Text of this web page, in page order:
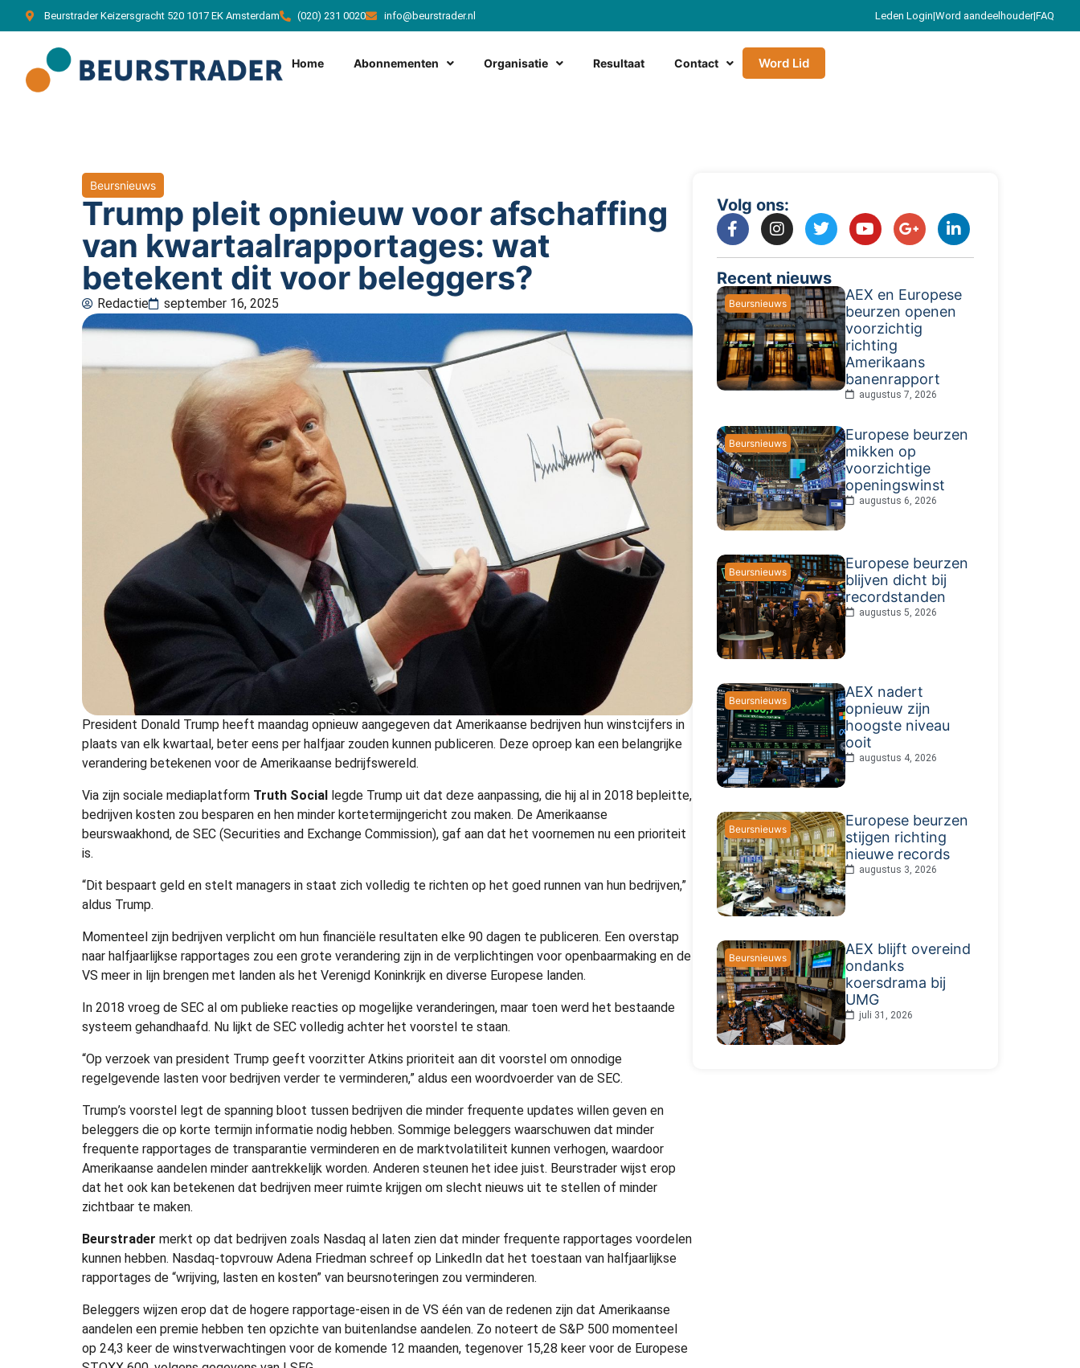
Beurstrader Keizersgracht 520 1017 EK Amsterdam (020) 231 0020 info@beurstrader.nl Leden Login|Word aandeelhouder|FAQ
Home Abonnementen Organisatie Resultaat Contact Word Lid
Beursnieuws
Trump pleit opnieuw voor afschaffing
van kwartaalrapportages: wat
betekent dit voor beleggers?
Redactie september 16, 2025
President Donald Trump heeft maandag opnieuw aangegeven dat Amerikaanse bedrijven hun winstcijfers in
plaats van elk kwartaal, beter eens per halfjaar zouden kunnen publiceren. Deze oproep kan een belangrijke
verandering betekenen voor de Amerikaanse bedrijfswereld.
Via zijn sociale mediaplatform Truth Social legde Trump uit dat deze aanpassing, die hij al in 2018 bepleitte,
bedrijven kosten zou besparen en hen minder kortetermijngericht zou maken. De Amerikaanse
beurswaakhond, de SEC (Securities and Exchange Commission), gaf aan dat het voornemen nu een prioriteit
is.
“Dit bespaart geld en stelt managers in staat zich volledig te richten op het goed runnen van hun bedrijven,”
aldus Trump.
Momenteel zijn bedrijven verplicht om hun financiële resultaten elke 90 dagen te publiceren. Een overstap
naar halfjaarlijkse rapportages zou een grote verandering zijn in de verplichtingen voor openbaarmaking en de
VS meer in lijn brengen met landen als het Verenigd Koninkrijk en diverse Europese landen.
In 2018 vroeg de SEC al om publieke reacties op mogelijke veranderingen, maar toen werd het bestaande
systeem gehandhaafd. Nu lijkt de SEC volledig achter het voorstel te staan.
“Op verzoek van president Trump geeft voorzitter Atkins prioriteit aan dit voorstel om onnodige
regelgevende lasten voor bedrijven verder te verminderen,” aldus een woordvoerder van de SEC.
Trump’s voorstel legt de spanning bloot tussen bedrijven die minder frequente updates willen geven en
beleggers die op korte termijn informatie nodig hebben. Sommige beleggers waarschuwen dat minder
frequente rapportages de transparantie verminderen en de marktvolatiliteit kunnen verhogen, waardoor
Amerikaanse aandelen minder aantrekkelijk worden. Anderen steunen het idee juist. Beurstrader wijst erop
dat het ook kan betekenen dat bedrijven meer ruimte krijgen om slecht nieuws uit te stellen of minder
zichtbaar te maken.
Beurstrader merkt op dat bedrijven zoals Nasdaq al laten zien dat minder frequente rapportages voordelen
kunnen hebben. Nasdaq-topvrouw Adena Friedman schreef op LinkedIn dat het toestaan van halfjaarlijkse
rapportages de “wrijving, lasten en kosten” van beursnoteringen zou verminderen.
Beleggers wijzen erop dat de hogere rapportage-eisen in de VS één van de redenen zijn dat Amerikaanse
aandelen een premie hebben ten opzichte van buitenlandse aandelen. Zo noteert de S&P 500 momenteel
op 24,3 keer de winstverwachtingen voor de komende 12 maanden, tegenover 15,28 keer voor de Europese
Volg ons:
Recent nieuws
Beursnieuws
AEX en Europese
beurzen openen
voorzichtig
richting
Amerikaans
banenrapport
augustus 7, 2026
Beursnieuws
Europese beurzen
mikken op
voorzichtige
openingswinst
augustus 6, 2026
Beursnieuws
Europese beurzen
blijven dicht bij
recordstanden
augustus 5, 2026
Beursnieuws
AEX nadert
opnieuw zijn
hoogste niveau
ooit
augustus 4, 2026
Beursnieuws
Europese beurzen
stijgen richting
nieuwe records
augustus 3, 2026
Beursnieuws
AEX blijft overeind
ondanks
koersdrama bij
UMG
juli 31, 2026